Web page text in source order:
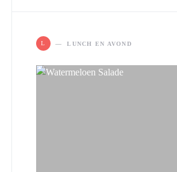
L LUNCH EN AVOND